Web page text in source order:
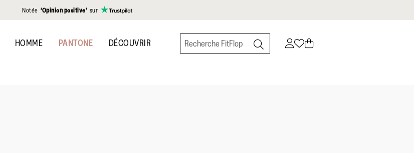
Notée ‘Opinion positive’ sur
HOMME PANTONE DÉCOUVRIR